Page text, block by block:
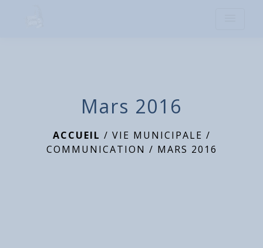
Mars 2016
ACCUEIL / VIE MUNICIPALE /
COMMUNICATION / MARS 2016